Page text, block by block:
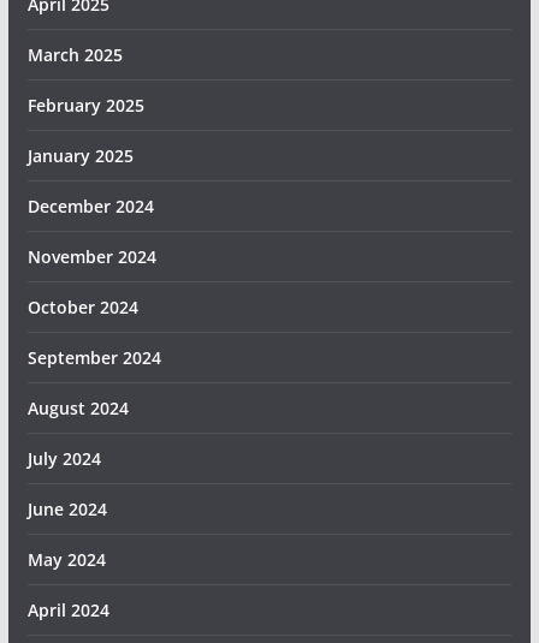
March 2025
February 2025
January 2025
December 2024
November 2024
October 2024
September 2024
August 2024
July 2024
June 2024
May 2024
April 2024